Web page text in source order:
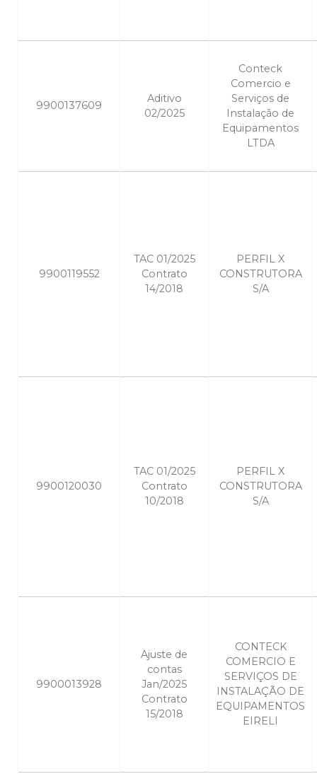
9900137609
Aditivo
02/2025
Conteck
Comercio e
Serviços de
Instalação de
Equipamentos
LTDA
9900119552
TAC 01/2025
Contrato
14/2018
PERFIL X
CONSTRUTORA
S/A
9900120030
TAC 01/2025
Contrato
10/2018
PERFIL X
CONSTRUTORA
S/A
9900013928
Ajuste de
contas
Jan/2025
Contrato
15/2018
CONTECK
COMERCIO E
SERVIÇOS DE
INSTALAÇÃO DE
EQUIPAMENTOS
EIRELI